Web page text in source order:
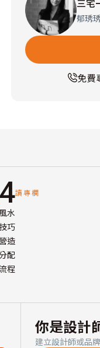
三宅
郁琇
免費
讀專欄
水
巧
造
配
程
你是設計
建立設計師或品